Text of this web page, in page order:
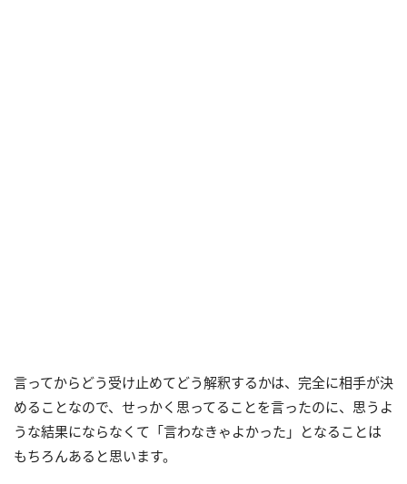
言ってからどう受け止めてどう解釈するかは、完全に相手が決
めることなので、せっかく思ってることを言ったのに、思うよ
うな結果にならなくて「言わなきゃよかった」となることは
もちろんあると思います。